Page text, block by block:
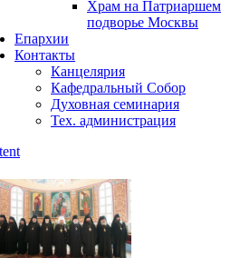
Храм на Патриаршем
подворье Москвы
Епархии
Контакты
Канцелярия
Кафедральный Собор
Духовная семинария
Тех. администрация